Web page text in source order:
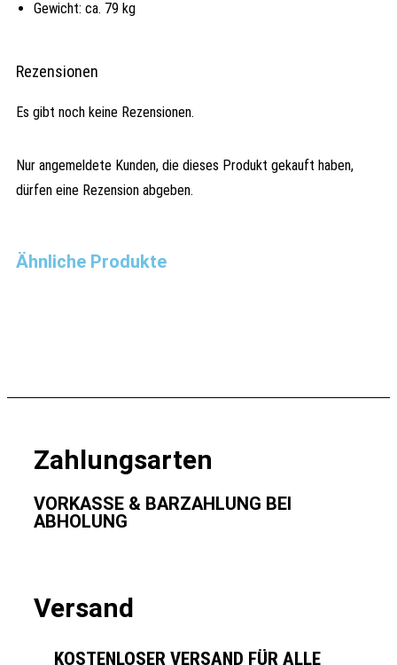
Gewicht: ca. 79 kg
Rezensionen
Es gibt noch keine Rezensionen.
Nur angemeldete Kunden, die dieses Produkt gekauft haben,
dürfen eine Rezension abgeben.
Ähnliche Produkte
Zahlungsarten
VORKASSE & BARZAHLUNG BEI
ABHOLUNG
Versand
KOSTENLOSER VERSAND FÜR ALLE